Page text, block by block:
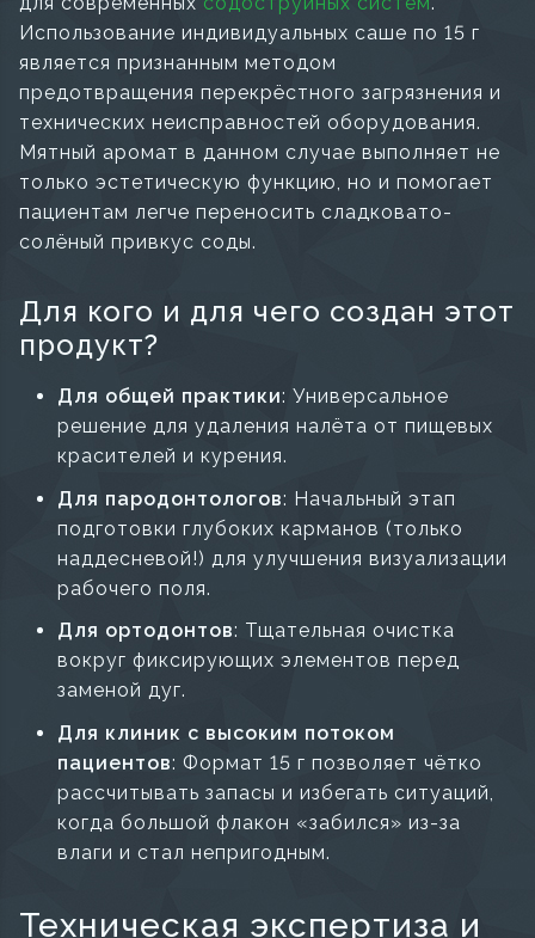
Использование индивидуальных саше по 15 г
является признанным методом
предотвращения перекрёстного загрязнения и
технических неисправностей оборудования.
Мятный аромат в данном случае выполняет не
только эстетическую функцию, но и помогает
пациентам легче переносить сладковато-
солёный привкус соды.
Для кого и для чего создан этот
продукт?
Для общей практики: Универсальное
решение для удаления налёта от пищевых
красителей и курения.
Для пародонтологов: Начальный этап
подготовки глубоких карманов (только
наддесневой!) для улучшения визуализации
рабочего поля.
Для ортодонтов: Тщательная очистка
вокруг фиксирующих элементов перед
заменой дуг.
Для клиник с высоким потоком
пациентов: Формат 15 г позволяет чётко
рассчитывать запасы и избегать ситуаций,
когда большой флакон «забился» из-за
влаги и стал непригодным.
Техническая экспертиза и